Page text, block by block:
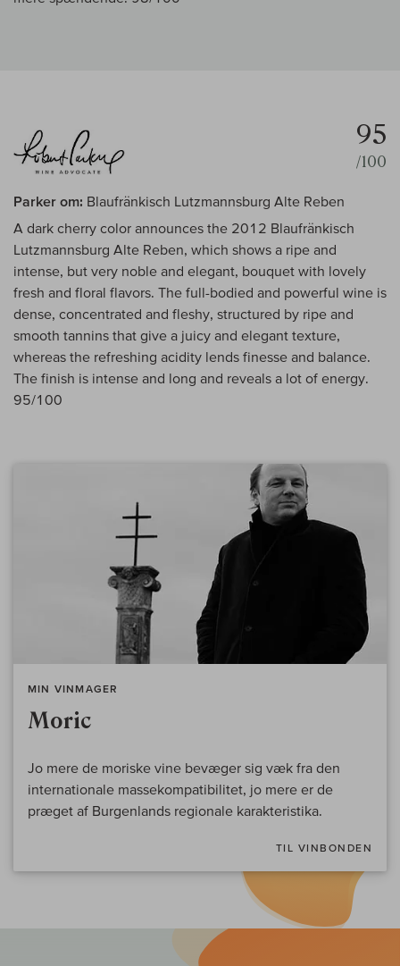
95
/100
Parker om: Blaufränkisch Lutzmannsburg Alte Reben
A dark cherry color announces the 2012 Blaufränkisch
Lutzmannsburg Alte Reben, which shows a ripe and
intense, but very noble and elegant, bouquet with lovely
fresh and floral flavors. The full-bodied and powerful wine is
dense, concentrated and fleshy, structured by ripe and
smooth tannins that give a juicy and elegant texture,
whereas the refreshing acidity lends finesse and balance.
The finish is intense and long and reveals a lot of energy.
95/100
MIN VINMAGER
Moric
Jo mere de moriske vine bevæger sig væk fra den
internationale massekompatibilitet, jo mere er de
præget af Burgenlands regionale karakteristika.
TIL VINBONDEN